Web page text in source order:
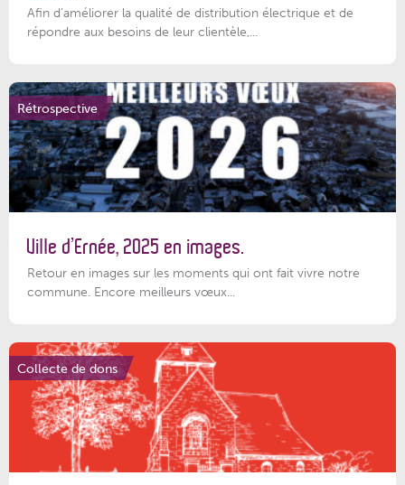
Afin d’améliorer la qualité de distribution électrique et de
répondre aux besoins de leur clientèle,...
Rétrospective
Ville d’Ernée, 2025 en images.
Retour en images sur les moments qui ont fait vivre notre
commune. Encore meilleurs vœux...
Collecte de dons